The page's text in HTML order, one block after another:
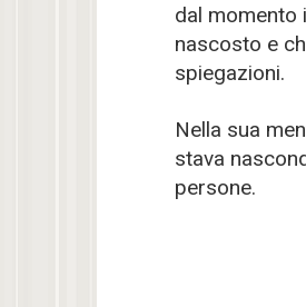
dal momento
nascosto e
spiegazioni.
Nella sua
stava
persone.